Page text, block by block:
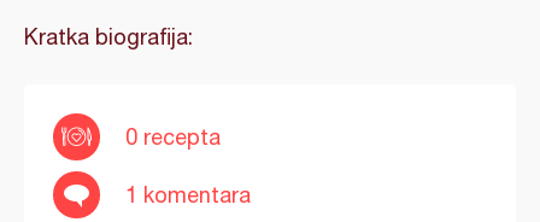
Kratka biografija:
0 recepta
1 komentara